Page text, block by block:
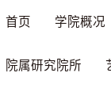
首页 学院概况
院属研究院所